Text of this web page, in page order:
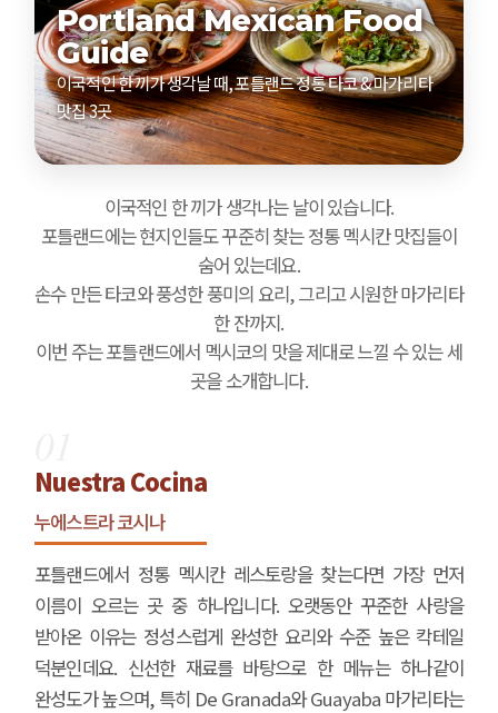
Portland Mexican Food
Guide
이국적인 한 끼가 생각날 때, 포틀랜드 정통 타코 & 마가리타
맛집 3곳
이국적인 한 끼가 생각나는 날이 있습니다.
포틀랜드에는 현지인들도 꾸준히 찾는 정통 멕시칸 맛집들이
숨어 있는데요.
손수 만든 타코와 풍성한 풍미의 요리, 그리고 시원한 마가리타
한 잔까지.
이번 주는 포틀랜드에서 멕시코의 맛을 제대로 느낄 수 있는 세
곳을 소개합니다.
Nuestra Cocina
누에스트라 코시나
포틀랜드에서 정통 멕시칸 레스토랑을 찾는다면 가장 먼저
이름이 오르는 곳 중 하나입니다. 오랫동안 꾸준한 사랑을
받아온 이유는 정성스럽게 완성한 요리와 수준 높은 칵테일
덕분인데요. 신선한 재료를 바탕으로 한 메뉴는 하나같이
완성도가 높으며, 특히 De Granada와 Guayaba 마가리타는